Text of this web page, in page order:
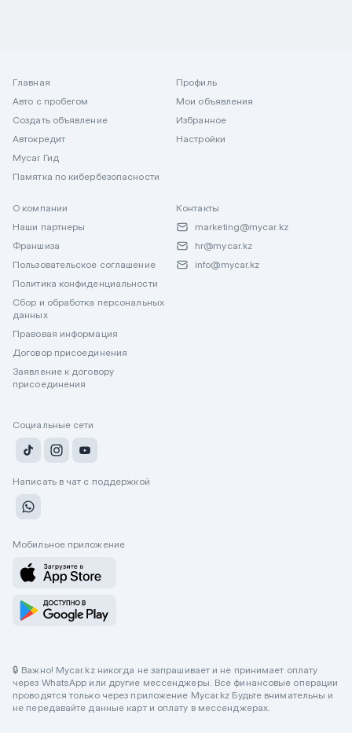
Главная
Авто с пробегом
Создать объявление
Автокредит
Mycar Гид
Памятка по кибербезопасности
Профиль
Мои объявления
Избранное
Настройки
О компании
Наши партнеры
Франшиза
Пользовательское соглашение
Политика конфиденциальности
Сбор и обработка персональных
данных
Правовая информация
Договор присоединения
Заявление к договору
присоединения
Контакты
marketing@mycar.kz
hr@mycar.kz
info@mycar.kz
Социальные сети
Написать в чат с поддержкой
Мобильное приложение
🔒 Важно! Mycar.kz никогда не запрашивает и не принимает оплату
через WhatsApp или другие мессенджеры. Все финансовые операции
проводятся только через приложение Mycar.kz Будьте внимательны и
не передавайте данные карт и оплату в мессенджерах.